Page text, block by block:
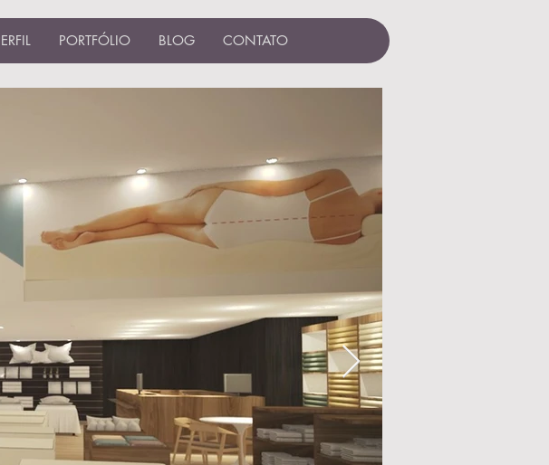
PORTFÓLIO BLOG CONTATO